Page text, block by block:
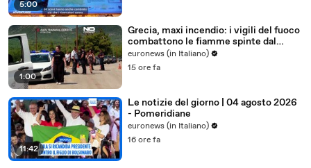
5:00
1:00
Grecia, maxi incendio: i vigili del fuoco
combattono le fiamme spinte dal
vento
euronews (in Italiano)
15 ore fa
11:42
Le notizie del giorno | 04 agosto 2026
- Pomeridiane
euronews (in Italiano)
16 ore fa